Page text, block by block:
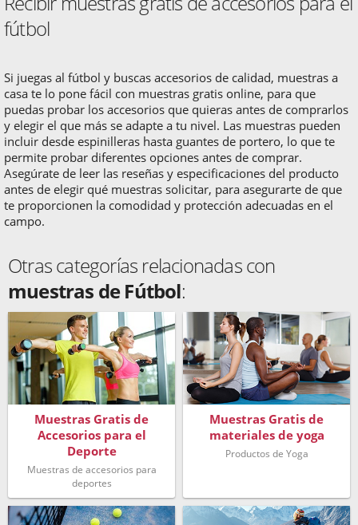
fútbol
Si juegas al fútbol y buscas accesorios de calidad, muestras a
casa te lo pone fácil con muestras gratis online, para que
puedas probar los accesorios que quieras antes de comprarlos
y elegir el que más se adapte a tu nivel. Las muestras pueden
incluir desde espinilleras hasta guantes de portero, lo que te
permite probar diferentes opciones antes de comprar.
Asegúrate de leer las reseñas y especificaciones del producto
antes de elegir qué muestras solicitar, para asegurarte de que
te proporcionen la comodidad y protección adecuadas en el
campo.
Otras categorías relacionadas con
muestras de Fútbol:
Muestras Gratis de
Accesorios para el
Deporte
Muestras de accesorios para
deportes
Muestras Gratis de
materiales de yoga
Productos de Yoga